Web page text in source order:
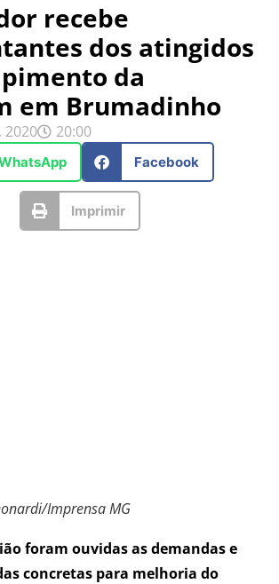
recebe
dos atingidos
da
em Brumadinho
2020 20:00
Facebook
Imprimir
Imprensa MG
foram ouvidas as demandas e
concretas para melhoria do